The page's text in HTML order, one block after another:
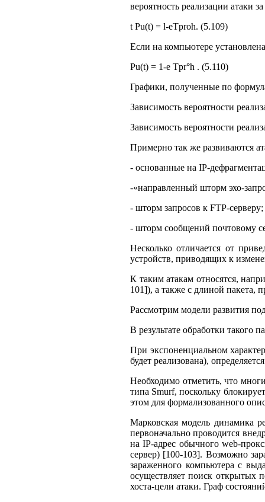
вероятность реализации атаки
t Pu(t) = l-eTproh. (5.109)
Если на компьютере
Pu(t) = 1-е Tpr°h . (5.110)
Графики, полученные по
Зависимость вероятности
Зависимость вероятности
Примерно так же развиваются
- основанные на IP-
-«направленный шторм эхо-
- шторм запросов к FTP-серверу;
- шторм сообщений почтовому
Несколько отличается от
устройств, приводящих к
К таким атакам относятся,
101]), а также с длиной пакета,
Рассмотрим модели развития
В результате обработки такого
При экспоненциальном
будет реализована),
Необходимо отметить, что
типа Smurf, поскольку
этом для формализованного
Марковская модель динамика
первоначально проводится
на IP-адрес обычного web-
сервер) [100-103]. Возможно
зараженного компьютера с
осуществляет поиск открытых
хоста-цели атаки. Граф